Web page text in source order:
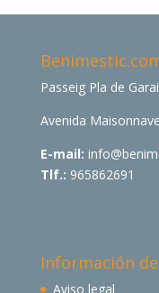
Passeig Pla de
Avenida
E-mail:
Tlf.: 965862691
Información
Aviso legal